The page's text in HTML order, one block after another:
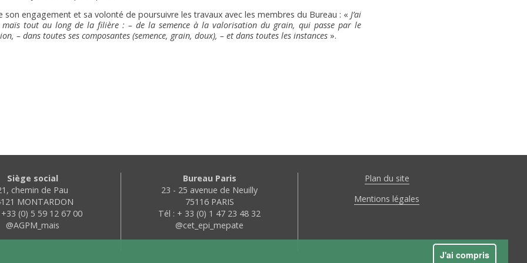
son engagement et sa volonté de poursuivre les travaux avec les membres du Bureau : « J’ai
tout au long de la filière : – de la semence à la valorisation du grain, qui passe par le
– dans toutes ses composantes (semence, grain, doux), – et dans toutes les instances ».
Siège social
chemin de Pau
MONTARDON
(0) 5 59 12 67 00
@AGPM_mais
Bureau Paris
23 - 25 avenue de Neuilly
75116 PARIS
Tél : + 33 (0) 1 47 23 48 32
@cet_epi_mepate
Plan du site
Mentions légales
J'ai compris
en garantissant la conformité avec les réglementations. Personnalisez vos préférences pour contrôler la manière dont vos informations sont